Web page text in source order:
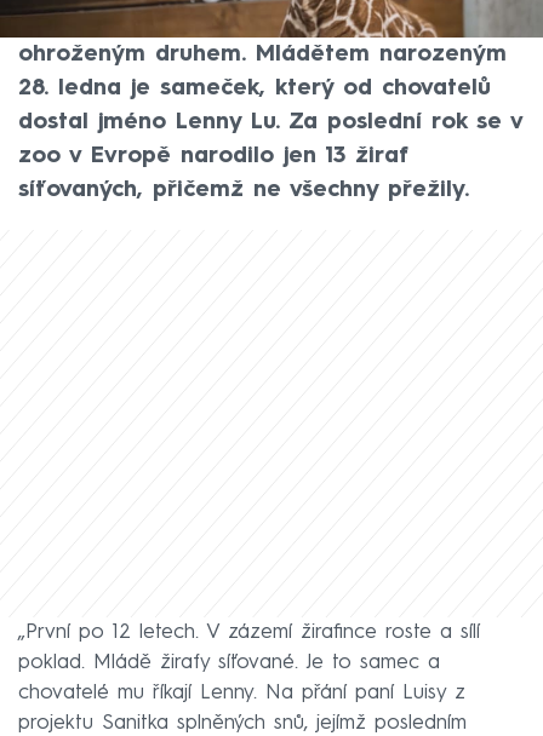
síťované, která je ve volné přírodě
ohroženým druhem. Mládětem narozeným
28. ledna je sameček, který od chovatelů
dostal jméno Lenny Lu. Za poslední rok se v
zoo v Evropě narodilo jen 13 žiraf
síťovaných, přičemž ne všechny přežily.
„První po 12 letech. V zázemí žirafince roste a sílí
poklad. Mládě žirafy síťované. Je to samec a
chovatelé mu říkají Lenny. Na přání paní Luisy z
projektu Sanitka splněných snů, jejímž posledním